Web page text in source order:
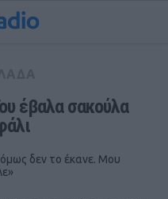
έβαλα σακούλα
δεν το έκανε. Μου